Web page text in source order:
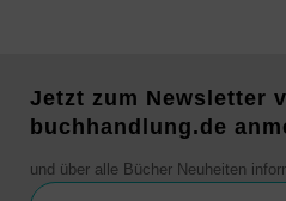
Jetzt zum Newsletter
buchhandlung.de
und über alle Bücher Neuheiten